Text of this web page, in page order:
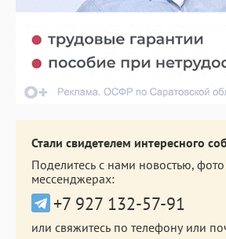
Стали свидетелем интересного
Поделитесь с нами новостью,
мессенджерах:
+7 927 132-57-91
или свяжитесь по телефону или